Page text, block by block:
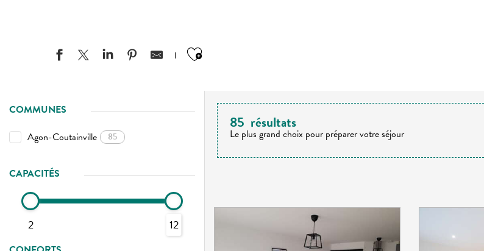
Ajouter aux favoris
COMMUNES
Agon-Coutainville
85
CAPACITÉS
2 12
85 résultats
Le plus grand choix pour préparer votre séjour